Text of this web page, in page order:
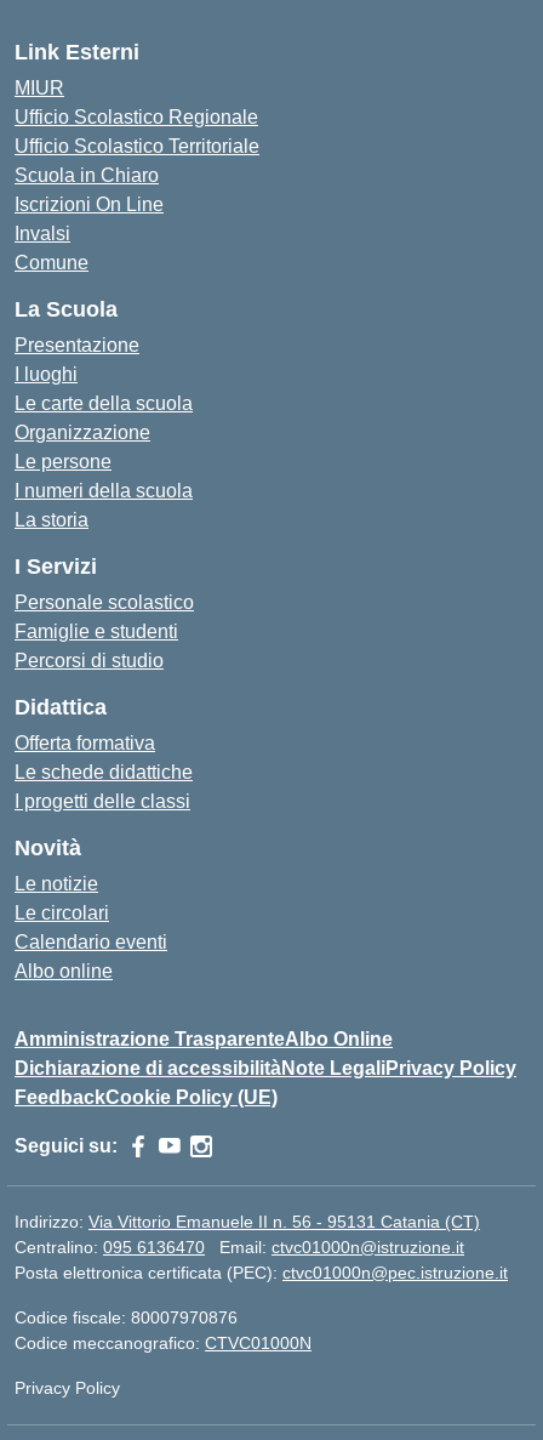
Link Esterni
MIUR
Ufficio Scolastico Regionale
Ufficio Scolastico Territoriale
Scuola in Chiaro
Iscrizioni On Line
Invalsi
Comune
La Scuola
Presentazione
I luoghi
Le carte della scuola
Organizzazione
Le persone
I numeri della scuola
La storia
I Servizi
Personale scolastico
Famiglie e studenti
Percorsi di studio
Didattica
Offerta formativa
Le schede didattiche
I progetti delle classi
Novità
Le notizie
Le circolari
Calendario eventi
Albo online
Amministrazione TrasparenteAlbo Online
Dichiarazione di accessibilitàNote LegaliPrivacy Policy
FeedbackCookie Policy (UE)
Seguici su:
Indirizzo: Via Vittorio Emanuele II n. 56 - 95131 Catania (CT)
Centralino: 095 6136470 Email: ctvc01000n@istruzione.it
Posta elettronica certificata (PEC): ctvc01000n@pec.istruzione.it
Codice fiscale: 80007970876
Codice meccanografico: CTVC01000N
Privacy Policy